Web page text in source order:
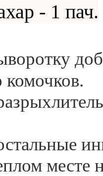
- 1 пач.
месте